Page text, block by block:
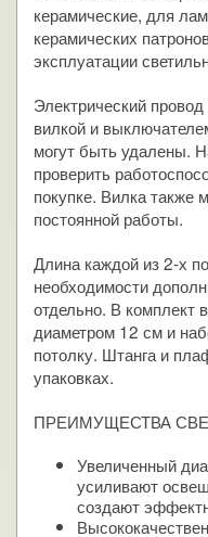
керамические, для
керамических
эксплуатации
Электрический
вилкой и
могут быть удалены.
проверить
покупке. Вилка также
постоянной работы.
Длина каждой из 2-х
необходимости
отдельно. В комплект
диаметром 12 см и
потолку. Штанга и
упаковках.
ПРЕИМУЩЕСТВА
Увеличенный
усиливают
создают